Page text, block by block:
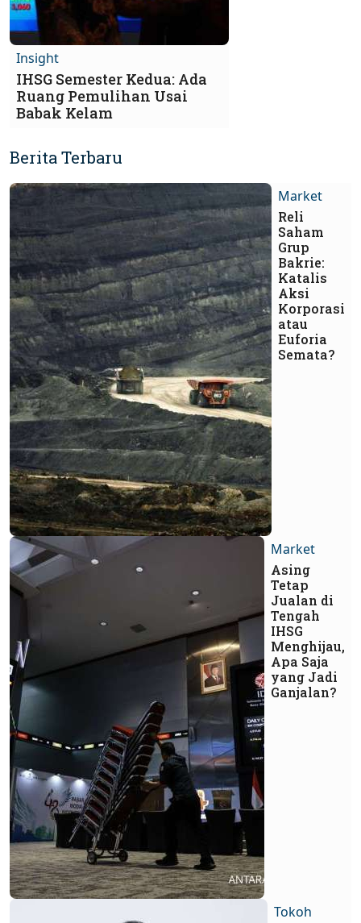
Insight
IHSG Semester Kedua: Ada
Ruang Pemulihan Usai
Babak Kelam
Berita Terbaru
Market
Reli
Saham
Grup
Bakrie:
Katalis
Aksi
Korporasi
atau
Euforia
Semata?
Market
Asing
Tetap
Jualan di
Tengah
IHSG
Menghijau,
Apa Saja
yang Jadi
Ganjalan?
Tokoh